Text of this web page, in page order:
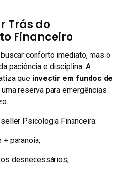
Trás do
Financeiro
conforto imediato, mas o
paciência e disciplina. A
que investir em fundos de
reserva para emergências
Psicologia Financeira:
+ paranoia;
desnecessários;